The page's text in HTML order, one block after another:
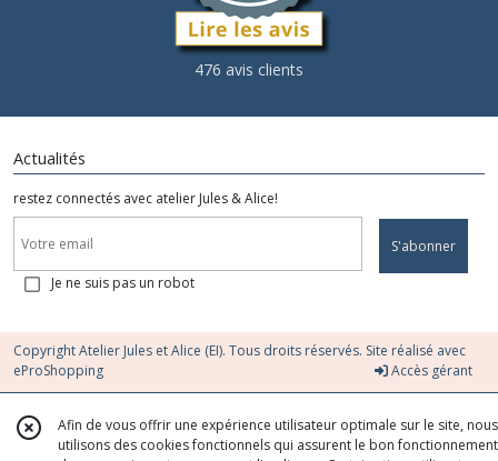
476 avis clients
Actualités
restez connectés avec atelier Jules & Alice!
S'abonner
Je ne suis pas un robot
Copyright Atelier Jules et Alice (EI). Tous droits réservés. Site réalisé avec
eProShopping
Accès gérant
Afin de vous offrir une expérience utilisateur optimale sur le site, nous
utilisons des cookies fonctionnels qui assurent le bon fonctionnement